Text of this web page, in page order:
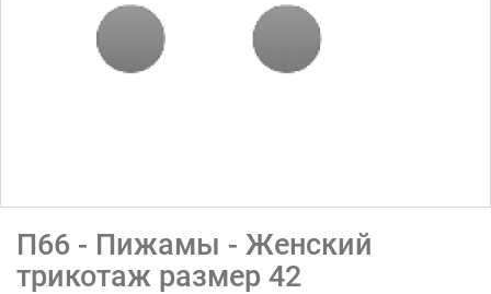
П66 - Пижамы - Женский
трикотаж размер 42